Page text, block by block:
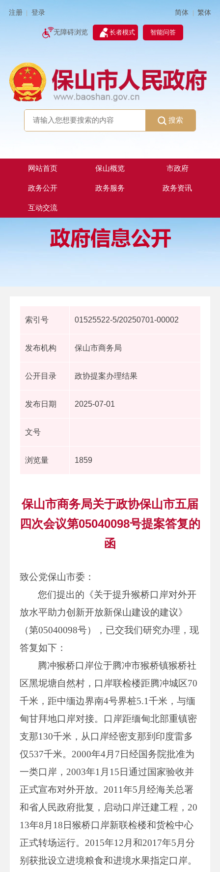
注册 登录 简体 | 繁体
无障碍浏览 长者模式 智能问答
搜索
网站首页 保山概览 市政府
政务公开 政务服务 政务资讯
互动交流
索引号 01525522-5/20250701-00002
发布机构 保山市商务局
公开目录 政协提案办理结果
发布日期 2025-07-01
文号
浏览量 1859
保山市商务局关于政协保山市五届
四次会议第05040098号提案答复的
函
致公党保山市委：
您们提出的《关于提升猴桥口岸对外开
放水平助力创新开放新保山建设的建议》
（第05040098号），已交我们研究办理，现
答复如下：
腾冲猴桥口岸位于腾冲市猴桥镇猴桥社
区黑坭塘自然村，口岸联检楼距腾冲城区70
千米，距中缅边界南4号界桩5.1千米，与缅
甸甘拜地口岸对接。口岸距缅甸北部重镇密
支那130千米，从口岸经密支那到印度雷多
仅537千米。2000年4月7日经国务院批准为
一类口岸，2003年1月15日通过国家验收并
正式宣布对外开放。2011年5月经海关总署
和省人民政府批复，启动口岸迁建工程，20
13年8月18日猴桥口岸新联检楼和货检中心
正式转场运行。2015年12月和2017年5月分
别获批设立进境粮食和进境水果指定口岸。